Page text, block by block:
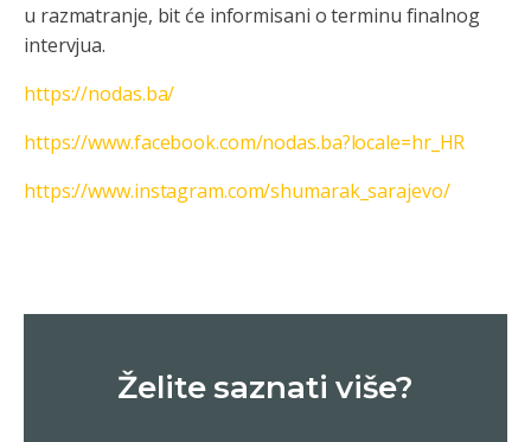
u razmatranje, bit će informisani o terminu finalnog
intervjua.
https://nodas.ba/
https://www.facebook.com/nodas.ba?locale=hr_HR
https://www.instagram.com/shumarak_sarajevo/
Želite saznati više?